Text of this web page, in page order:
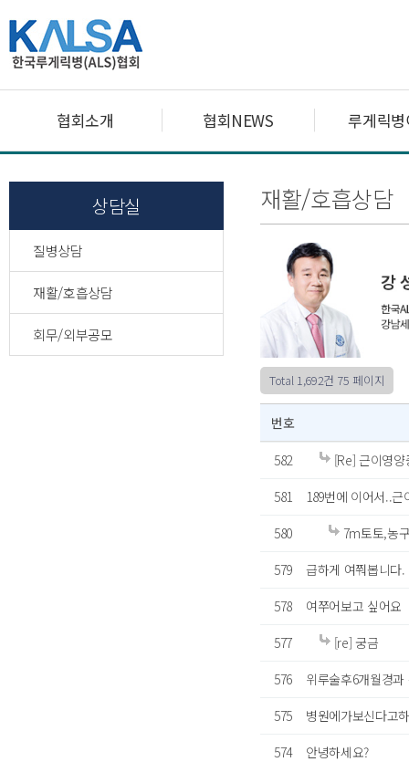
협회소개 협회NEWS 루게릭
상담실
질병상담
재활/호흡상담
회무/외부공모
재활/호흡상담
Total 1,692건 75 페이지
번호
582
[Re] 근이영
581
189번에 이어서..
580
7m토토,농
579
급하게 여쭤봅니다.
578
여쭈어보고 싶어요
577
[re] 궁금
576
위루술후6개월경
575
병원에가보신다고
574
안녕하세요?